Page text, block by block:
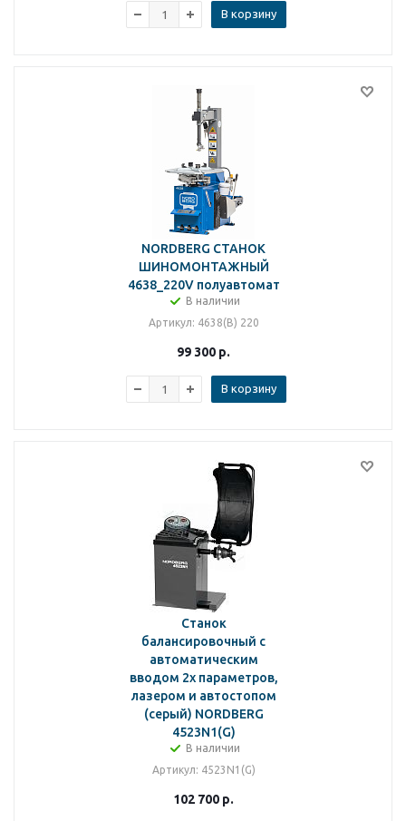
В корзину
NORDBERG СТАНОК
ШИНОМОНТАЖНЫЙ
4638_220V полуавтомат
В наличии
Артикул: 4638(B) 220
99 300 р.
В корзину
Станок
балансировочный с
автоматическим
вводом 2х параметров,
лазером и автостопом
(серый) NORDBERG
4523N1(G)
В наличии
Артикул: 4523N1(G)
102 700 р.